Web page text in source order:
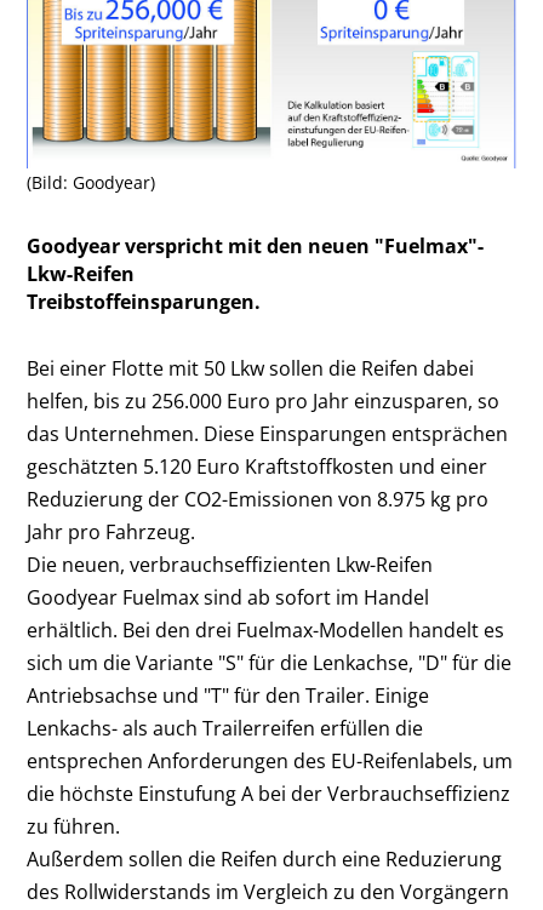
(Bild: Goodyear)
Goodyear verspricht mit den neuen "Fuelmax"-
Lkw-Reifen
Treibstoffeinsparungen.
Bei einer Flotte mit 50 Lkw sollen die Reifen dabei
helfen, bis zu 256.000 Euro pro Jahr einzusparen, so
das Unternehmen. Diese Einsparungen entsprächen
geschätzten 5.120 Euro Kraftstoffkosten und einer
Reduzierung der CO2-Emissionen von 8.975 kg pro
Jahr pro Fahrzeug.
Die neuen, verbrauchseffizienten Lkw-Reifen
Goodyear Fuelmax sind ab sofort im Handel
erhältlich. Bei den drei Fuelmax-Modellen handelt es
sich um die Variante "S" für die Lenkachse, "D" für die
Antriebsachse und "T" für den Trailer. Einige
Lenkachs- als auch Trailerreifen erfüllen die
entsprechen Anforderungen des EU-Reifenlabels, um
die höchste Einstufung A bei der Verbrauchseffizienz
zu führen.
Außerdem sollen die Reifen durch eine Reduzierung
des Rollwiderstands im Vergleich zu den Vorgängern